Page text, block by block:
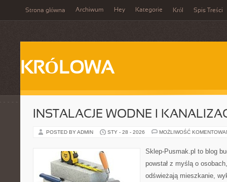
Strona główna Archiwum Hey Kategorie Król Spis Treści
KRÓLOWA
INSTALACJE WODNE I
POSTED BY ADMIN STY - 28 - 2026 MOŻLIWOŚĆ
Sklep-Pusmak.pl to blog
powstał z myślą o
odświeżają mieszkanie,